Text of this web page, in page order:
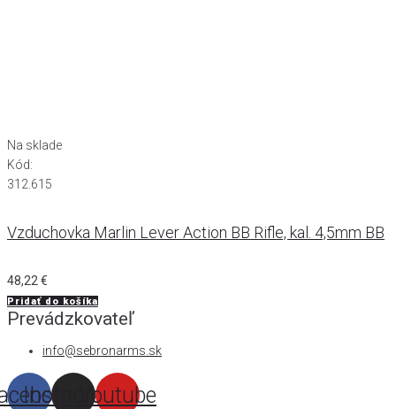
Na sklade
Kód:
312.615
Vzduchovka Marlin Lever Action BB Rifle, kal. 4,5mm BB
48,22€
Pridať do košíka
Prevádzkovateľ
info@sebronarms.sk
InstagramYoutube